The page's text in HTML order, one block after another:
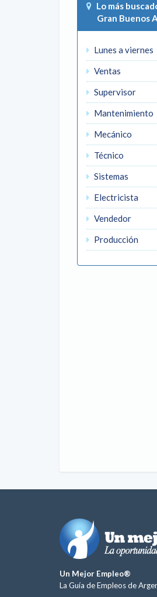
Lo más
Gran Buenos
Lunes a viernes
Ventas
Supervisor
Mantenimiento
Mecánico
Técnico
Sistemas
Electricista
Vendedor
Producción
Un Mejor Empleo®
La Guía de Empleos de